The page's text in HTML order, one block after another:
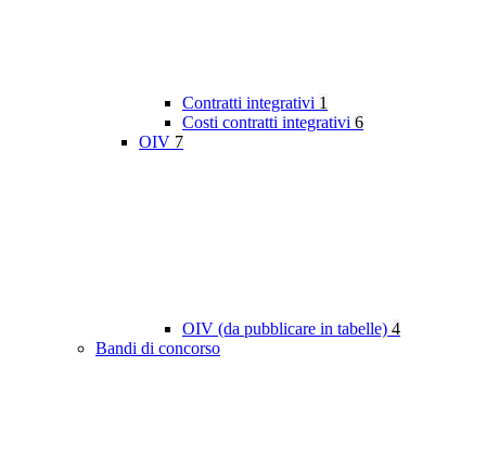
Contratti integrativi 1
Costi contratti integrativi 6
OIV 7
OIV (da pubblicare in tabelle) 4
Bandi di concorso